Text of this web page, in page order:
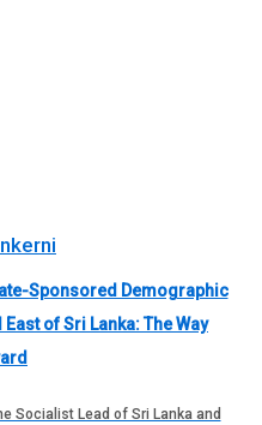
Sponsored Demographic
of Sri Lanka: The Way
Socialist Lead of Sri Lanka and